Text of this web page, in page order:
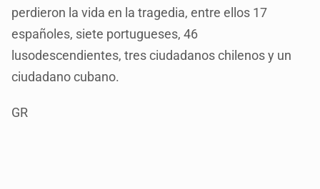
perdieron la vida en la tragedia, entre ellos 17
españoles, siete portugueses, 46
lusodescendientes, tres ciudadanos chilenos y un
ciudadano cubano.
GR